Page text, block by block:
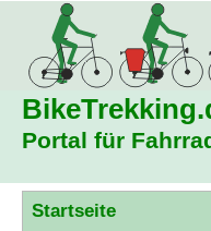
BikeTrekking
Portal für
Startseite